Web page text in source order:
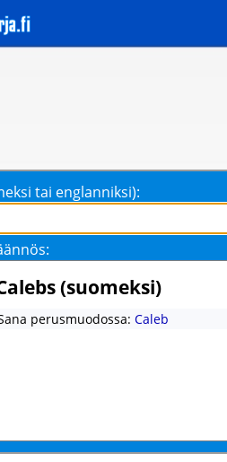
tai englanniksi):
(suomeksi)
perusmuodossa: Caleb